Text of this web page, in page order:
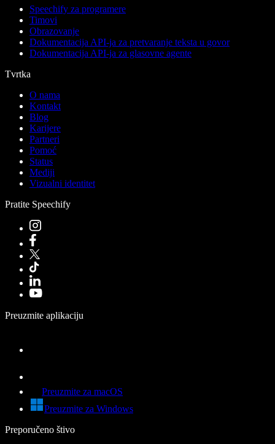
Speechify za programere
Timovi
Obrazovanje
Dokumentacija API-ja za pretvaranje teksta u govor
Dokumentacija API-ja za glasovne agente
Tvrtka
O nama
Kontakt
Blog
Karijere
Partneri
Pomoć
Status
Mediji
Vizualni identitet
Pratite Speechify
Preuzmite aplikaciju
Preuzmite za macOS
Preuzmite za Windows
Preporučeno štivo